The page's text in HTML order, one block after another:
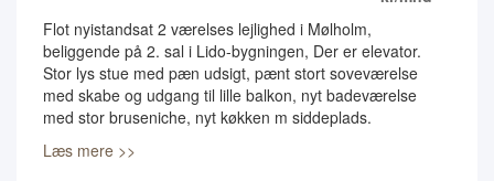
Flot nyistandsat 2 værelses lejlighed i Mølholm,
beliggende på 2. sal i Lido-bygningen, Der er elevator.
Stor lys stue med pæn udsigt, pænt stort soveværelse
med skabe og udgang til lille balkon, nyt badeværelse
med stor bruseniche, nyt køkken m siddeplads.
Læs mere >>